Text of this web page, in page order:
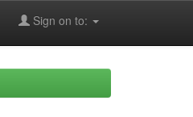
Sign on to: